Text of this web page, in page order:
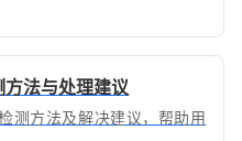
法与处理建议
测方法及解决建议，帮助用